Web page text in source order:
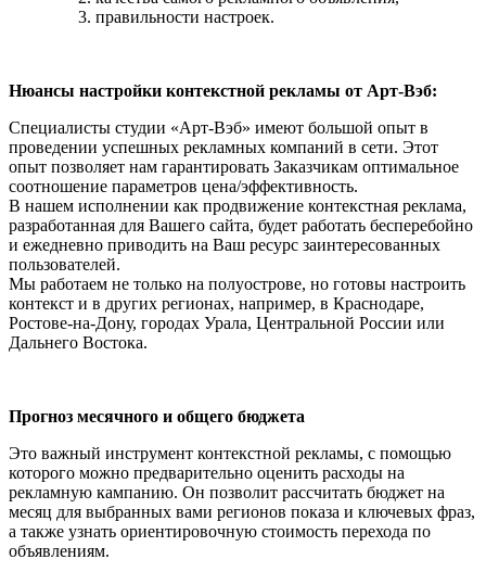
правильности настроек.
Нюансы настройки контекстной рекламы от Арт-Вэб:
Специалисты студии «Арт-Вэб» имеют большой опыт в
проведении успешных рекламных компаний в сети. Этот
опыт позволяет нам гарантировать Заказчикам оптимальное
соотношение параметров цена/эффективность.
В нашем исполнении как продвижение контекстная реклама,
разработанная для Вашего сайта, будет работать бесперебойно
и ежедневно приводить на Ваш ресурс заинтересованных
пользователей.
Мы работаем не только на полуострове, но готовы настроить
контекст и в других регионах, например, в Краснодаре,
Ростове-на-Дону, городах Урала, Центральной России или
Дальнего Востока.
Прогноз месячного и общего бюджета
Это важный инструмент контекстной рекламы, с помощью
которого можно предварительно оценить расходы на
рекламную кампанию. Он позволит рассчитать бюджет на
месяц для выбранных вами регионов показа и ключевых фраз,
а также узнать ориентировочную стоимость перехода по
объявлениям.